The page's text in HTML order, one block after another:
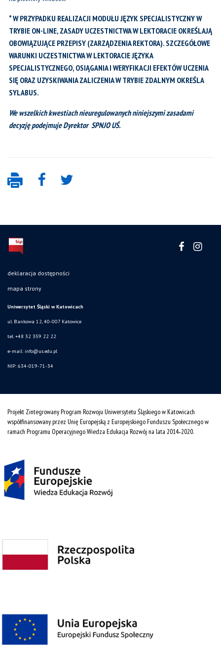
* W PRZYPADKU REALIZACJI MODUŁU JĘZYK SPECJALISTYCZNY W
TRYBIE ON-LINE, ZASADY UCZESTNICTWA W LEKTORACIE OKREŚLAJĄ
OBOWIĄZUJĄCE PRZEPISY (ZARZĄDZENIA REKTORA). SZCZEGÓŁOWE
WARUNKI UCZESTNICTWA W LEKTORACIE JĘZYKA
SPECJALISTYCZNEGO, OSIĄGANIA I WERYFIKACJI EFEKTÓW UCZENIA
SIĘ ORAZ UZYSKIWANIA ZALICZENIA W TRYBIE ZDALNYM OKREŚLA
SYLABUS.
We wszelkich kwestiach nieuregulowanych niniejszymi zasadami
decyzję podejmuje Dyrektor SPNJO UŚ.
deklaracja dostępności
mapa strony
Uniwersytet Śląski w Katowicach
ul. Bankowa 12, 40-007 Katowice
tel. +48 32 359 22 22
e-mail: info@us.edu.pl
NIP: 634-019-71-34
Projekt Zintegrowany Program Rozwoju Uniwersytetu Śląskiego w Katowicach
współfinansowany przez Unię Europejską z Europejskiego Funduszu Społecznego w
ramach Programu Operacyjnego Wiedza Edukacja Rozwój na lata 2014˗2020.